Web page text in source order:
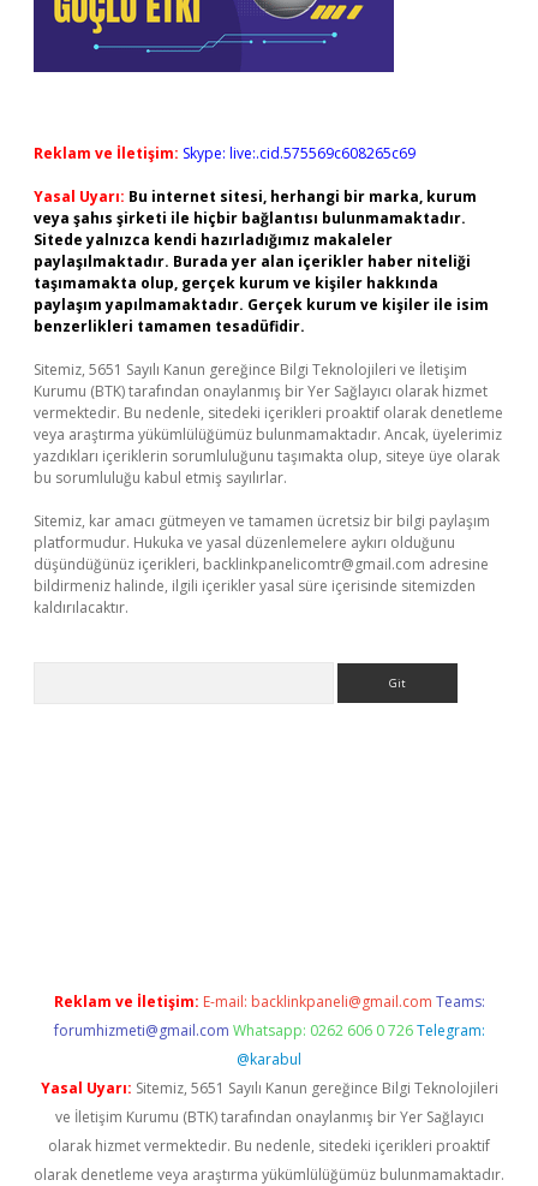
Reklam ve İletişim: Skype: live:.cid.575569c608265c69
Yasal Uyarı: Bu internet sitesi, herhangi bir marka, kurum
veya şahıs şirketi ile hiçbir bağlantısı bulunmamaktadır.
Sitede yalnızca kendi hazırladığımız makaleler
paylaşılmaktadır. Burada yer alan içerikler haber niteliği
taşımamakta olup, gerçek kurum ve kişiler hakkında
paylaşım yapılmamaktadır. Gerçek kurum ve kişiler ile isim
benzerlikleri tamamen tesadüfidir.
Sitemiz, 5651 Sayılı Kanun gereğince Bilgi Teknolojileri ve İletişim
Kurumu (BTK) tarafından onaylanmış bir Yer Sağlayıcı olarak hizmet
vermektedir. Bu nedenle, sitedeki içerikleri proaktif olarak denetleme
veya araştırma yükümlülüğümüz bulunmamaktadır. Ancak, üyelerimiz
yazdıkları içeriklerin sorumluluğunu taşımakta olup, siteye üye olarak
bu sorumluluğu kabul etmiş sayılırlar.
Sitemiz, kar amacı gütmeyen ve tamamen ücretsiz bir bilgi paylaşım
platformudur. Hukuka ve yasal düzenlemelere aykırı olduğunu
düşündüğünüz içerikleri, backlinkpanelicomtr@gmail.com adresine
bildirmeniz halinde, ilgili içerikler yasal süre içerisinde sitemizden
kaldırılacaktır.
Reklam ve İletişim: E-mail: backlinkpaneli@gmail.com Teams:
forumhizmeti@gmail.com Whatsapp: 0262 606 0 726 Telegram:
@karabul
Yasal Uyarı: Sitemiz, 5651 Sayılı Kanun gereğince Bilgi Teknolojileri
ve İletişim Kurumu (BTK) tarafından onaylanmış bir Yer Sağlayıcı
olarak hizmet vermektedir. Bu nedenle, sitedeki içerikleri proaktif
olarak denetleme veya araştırma yükümlülüğümüz bulunmamaktadır.